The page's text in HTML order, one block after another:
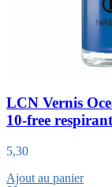
LCN Vernis
10-free respirant
5,30
Ajout au panier